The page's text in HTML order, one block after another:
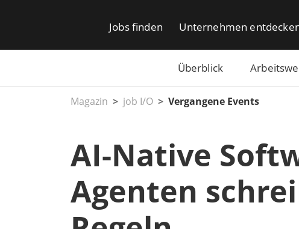
Jobs finden Unternehmen
Überblick
Magazin job I/O Vergangene Events
AI-Native
Agenten